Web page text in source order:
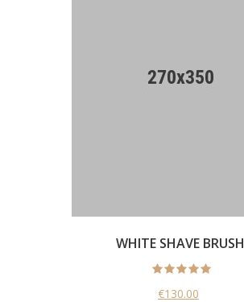
WHITE SHAVE BRUSH
€130.00